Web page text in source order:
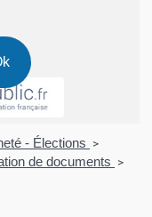
- Élections >
de documents >